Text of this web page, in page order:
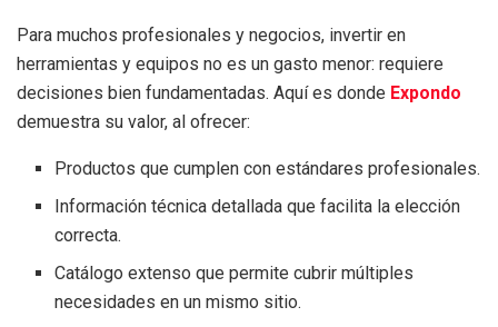
Para muchos profesionales y negocios, invertir en
herramientas y equipos no es un gasto menor: requiere
decisiones bien fundamentadas. Aquí es donde Expondo
demuestra su valor, al ofrecer:
Productos que cumplen con estándares profesionales.
Información técnica detallada que facilita la elección
correcta.
Catálogo extenso que permite cubrir múltiples
necesidades en un mismo sitio.